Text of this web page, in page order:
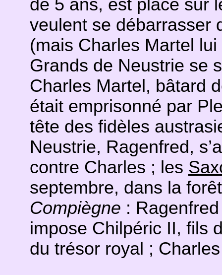
de 5 ans, est placé sur
veulent se débarrasser
(mais Charles Martel
Grands de Neustrie se
Charles Martel, bâtard
était emprisonné par
tête des fidèles
Neustrie, Ragenfred,
contre Charles ; les
septembre, dans la
Compiègne :
impose Chilpéric II, fils
du trésor royal ;